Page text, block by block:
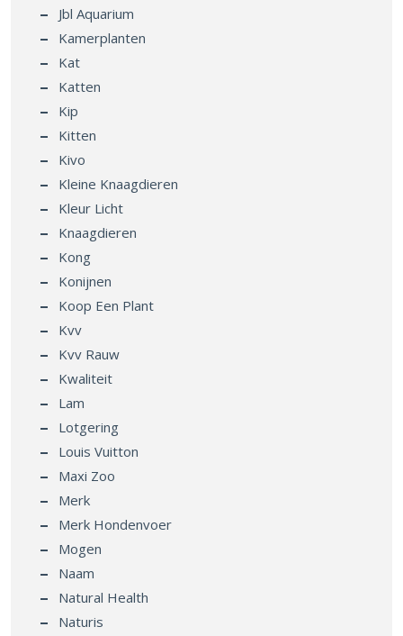
Jbl Aquarium
Kamerplanten
Kat
Katten
Kip
Kitten
Kivo
Kleine Knaagdieren
Kleur Licht
Knaagdieren
Kong
Konijnen
Koop Een Plant
Kvv
Kvv Rauw
Kwaliteit
Lam
Lotgering
Louis Vuitton
Maxi Zoo
Merk
Merk Hondenvoer
Mogen
Naam
Natural Health
Naturis